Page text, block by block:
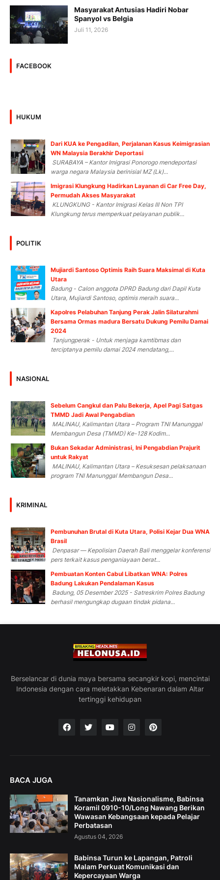
Masyarakat Antusias Hadiri Nobar
Spanyol vs Belgia
Juli 11, 2026
FACEBOOK
HUKUM
Dari KUA ke Pengadilan, Perjalanan Kasus Keimigrasian
WN Malaysia Berakhir Deportasi
SURABAYA – Kantor Imigrasi Ponorogo mendeportasi
warga negara Malaysia berinisial MZ (Lk)...
Imigrasi Klungkung Hadirkan Layanan di Car Free Day,
Permudah Akses Masyarakat
KLUNGKUNG - Kantor Imigrasi Kelas III Non TPI
Klungkung terus memperkuat pelayanan publik...
POLITIK
Mujiardi Santoso Optimis Raih Suara Maksimal di Kuta
Utara
Badung - Calon anggota DPRD Badung dari Dapil Kuta
Utara, Mujiardi Santoso, optimis meraih suara...
Kapolres Pelabuhan Tanjung Perak Jalin Silaturahmi
Bersama Ormas madura Bersatu Dukung Pemilu Damai
2024
Tanjungperak - Untuk menjaga kamtibmas dan
terciptanya pemilu damai 2024 mendatang,...
NASIONAL
Sebelum Cangkul dan Palu Bekerja, Apel Pagi Satgas
TMMD Jadi Awal Pengabdian
MALINAU, Kalimantan Utara – Program TNI Manunggal
Membangun Desa (TMMD) Ke-128 Kodim...
Bukan Sekadar Administrasi, Ini Pengabdian Prajurit
untuk Rakyat
MALINAU, Kalimantan Utara – Kesuksesan pelaksanaan
program TNI Manunggal Membangun Desa...
KRIMINAL
Pembunuhan Brutal di Kuta Utara, Polisi Kejar Dua WNA
Brasil
Denpasar — Kepolisian Daerah Bali menggelar konferensi
pers terkait kasus penganiayaan berat...
Pembuatan Konten Cabul Libatkan WNA: Polres
Badung Lakukan Pendalaman Kasus
Badung, 05 Desember 2025 - Satreskrim Polres Badung
berhasil mengungkap dugaan tindak pidana...
Berselancar di dunia maya bersama secangkir kopi, mencintai
Indonesia dengan cara meletakkan Kebenaran dalam Altar
tertinggi kehidupan
BACA JUGA
Tanamkan Jiwa Nasionalisme, Babinsa
Koramil 0910-10/Long Nawang Berikan
Wawasan Kebangsaan kepada Pelajar
Perbatasan
Agustus 04, 2026
Babinsa Turun ke Lapangan, Patroli
Malam Perkuat Komunikasi dan
Kepercayaan Warga